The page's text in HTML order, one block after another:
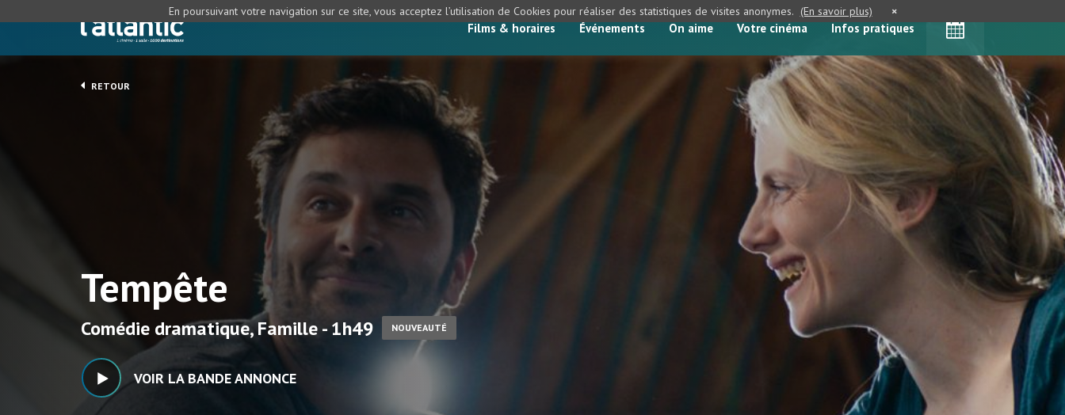
Films & horaires Événements On aime Votre cinéma Infos pratiques
RETOUR
Tempête
Comédie dramatique, Famille - 1h49 NOUVEAUTÉ
VOIR LA BANDE ANNONCE
En poursuivant votre navigation sur ce site, vous acceptez l’utilisation de Cookies pour réaliser des statistiques de visites anonymes. (En savoir plus) ×